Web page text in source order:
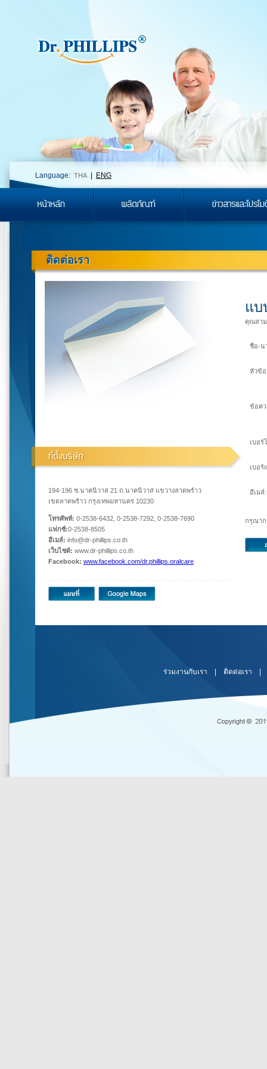
Language: THA ENG
ติดต่อเรา
194-196 ซ.นาคนิวาส 21 ถ.นาคนิวาส แขวางลาดพร้าว
เขตลาดพร้าว กรุงเทพมหานคร 10230
โทรศัพท์: 0-2538-6432, 0-2538-7292, 0-2538-7690
แฟกซ์:0-2538-8505
อีเมล์: info@dr-phillips.co.th
เว็บไซต์: www.dr-phillips.co.th
Facebook: www.facebook.com/dr.phillips.oralcare
แบ
คุณสาม
ชื่อ-น
หัวข้
ข้อคว
เบอร์
เบอร์
อีเมล์:
กรุณาก
ร่วมงานกับเรา ติดต่อเรา